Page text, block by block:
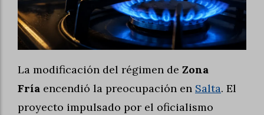
La modificación del régimen de Zona
Fría encendió la preocupación en Salta. El
proyecto impulsado por el oficialismo